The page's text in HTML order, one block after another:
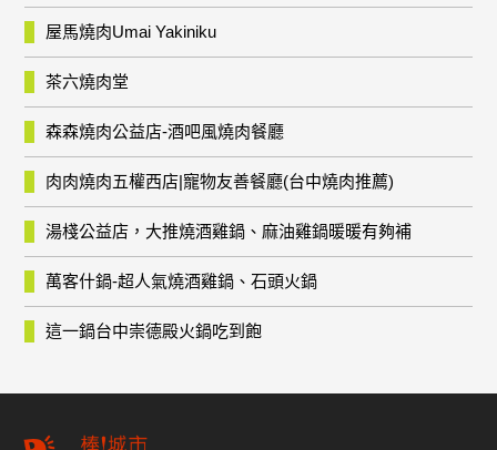
屋馬燒肉Umai Yakiniku
茶六燒肉堂
森森燒肉公益店-酒吧風燒肉餐廳
肉肉燒肉五權西店|寵物友善餐廳(台中燒肉推薦)
湯棧公益店，大推燒酒雞鍋、麻油雞鍋暖暖有夠補
萬客什鍋-超人氣燒酒雞鍋、石頭火鍋
這一鍋台中崇德殿火鍋吃到飽